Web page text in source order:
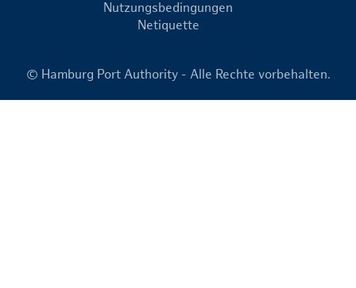
Nutzungsbedingungen
Netiquette
© Hamburg Port Authority - Alle Rechte vorbehalten.